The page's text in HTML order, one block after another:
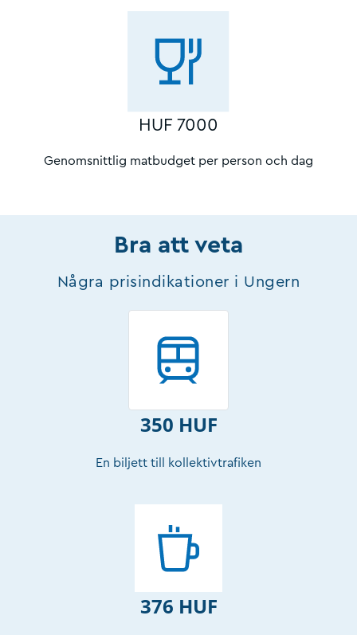
HUF 7000
Genomsnittlig matbudget per person och dag
Bra att veta
Några prisindikationer i Ungern
350 HUF
En biljett till kollektivtrafiken
376 HUF